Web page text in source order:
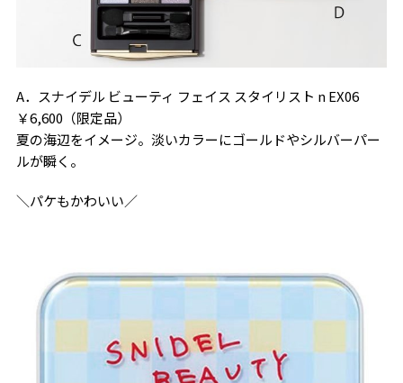
A．スナイデル ビューティ フェイス スタイリスト n EX06
￥6,600（限定品）
夏の海辺をイメージ。淡いカラーにゴールドやシルバーパー
ルが瞬く。
＼パケもかわいい／